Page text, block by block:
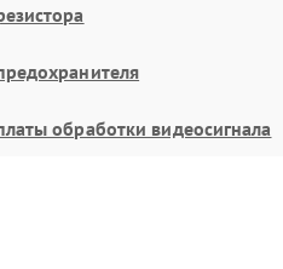
обработки видеосигнала